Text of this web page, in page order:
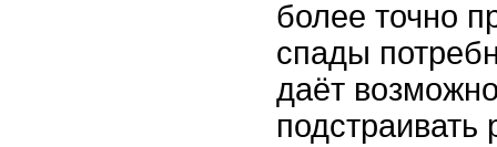
более точно
спады
даёт